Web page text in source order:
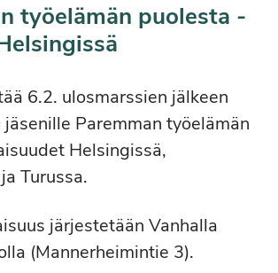
työelämän puolesta -
6.2. ulosmarssien jälkeen
Paremman työelämän
Helsingissä,
Turussa.
järjestetään Vanhalla
(Mannerheimintie 3).